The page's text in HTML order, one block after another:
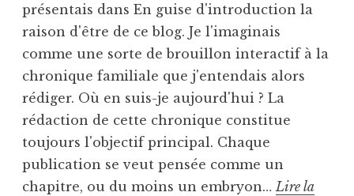
n
c
a
t
e
r
i
z
q
u
e
présentais dans En guise d'introduction la
raison d'être de ce blog. Je l'imaginais
comme une sorte de brouillon interactif à la
chronique familiale que j'entendais alors
rédiger. Où en suis-je aujourd'hui ? La
rédaction de cette chronique constitue
toujours l'objectif principal. Chaque
publication se veut pensée comme un
chapitre, ou du moins un embryon… Lire la